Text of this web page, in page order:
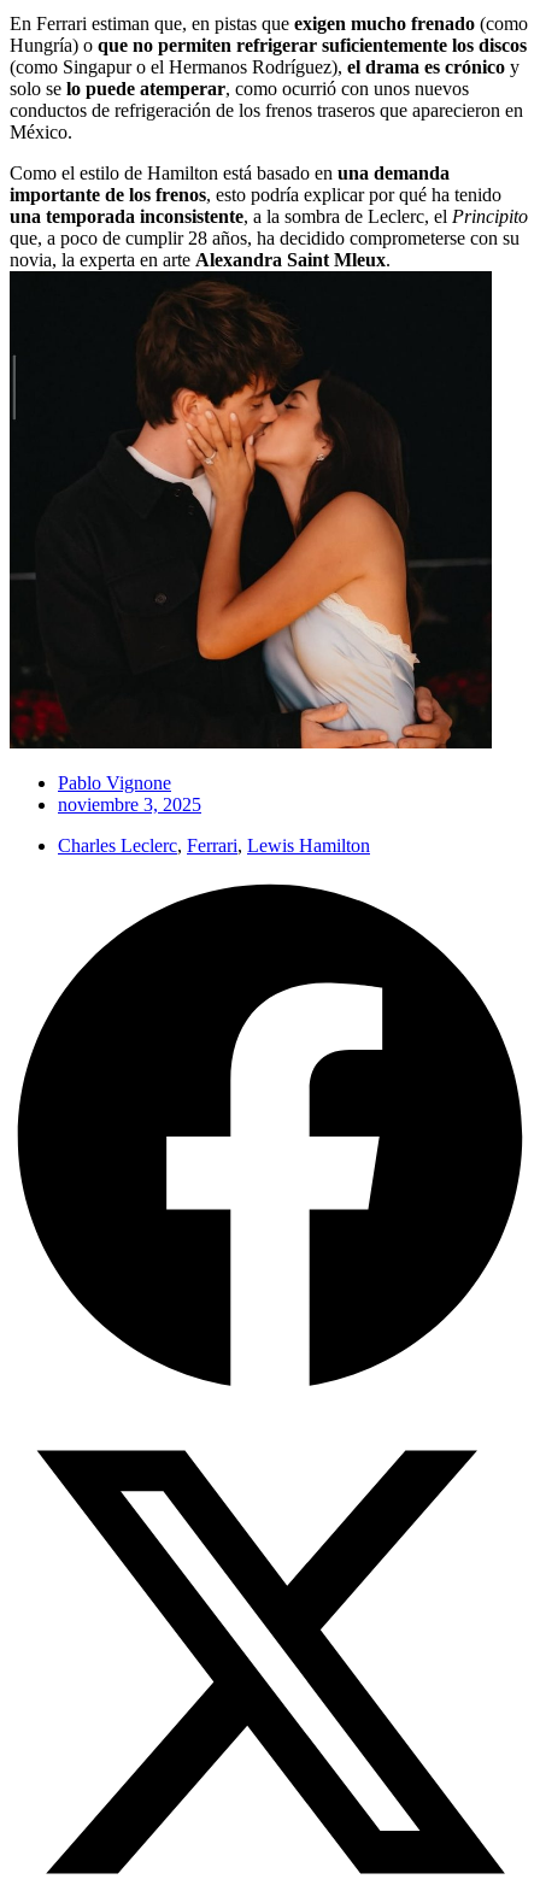
En Ferrari estiman que, en pistas que exigen mucho frenado (como
Hungría) o que no permiten refrigerar suficientemente los discos
(como Singapur o el Hermanos Rodríguez), el drama es crónico y
solo se lo puede atemperar, como ocurrió con unos nuevos
conductos de refrigeración de los frenos traseros que aparecieron en
México.
Como el estilo de Hamilton está basado en una demanda
importante de los frenos, esto podría explicar por qué ha tenido
una temporada inconsistente, a la sombra de Leclerc, el Principito
que, a poco de cumplir 28 años, ha decidido comprometerse con su
novia, la experta en arte Alexandra Saint Mleux.
Pablo Vignone
noviembre 3, 2025
Charles Leclerc, Ferrari, Lewis Hamilton